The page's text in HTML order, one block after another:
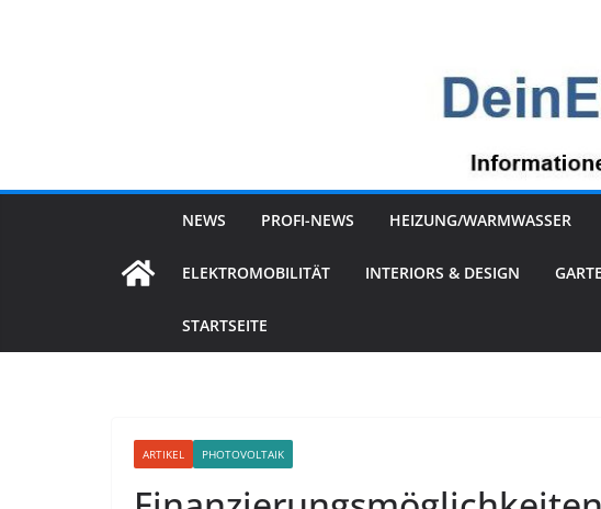
NEWS PROFI-NEWS HEIZUNG/WARMWASSER
ELEKTROMOBILITÄT INTERIORS & DESIGN
STARTSEITE
ARTIKEL PHOTOVOLTAIK